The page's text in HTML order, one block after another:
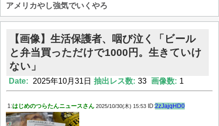
アメリカやし強気でいくやろ
【画像】生活保護者、咽び泣く「ビール
と弁当買っただけで1000円。生きていけ
ない」
Date: 2025年10月31日 抽出レス数: 33 画像数: 1
1:はじめのつらたんニュースさん 2025/10/30(木) 15:53 ID:2zJajqHD0